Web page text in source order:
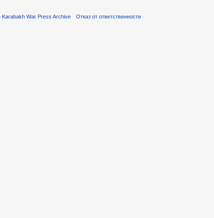
War Press Archive Отказ от ответственности